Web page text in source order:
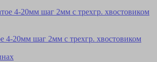
4-20мм шаг 2мм с трехгр. хвостовиком